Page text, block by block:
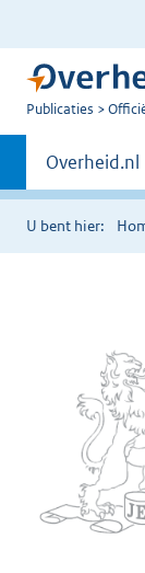
U
Publicaties
Primaire
navigatie
Andere
sites
binnen
Overheid.nl
U bent hier: